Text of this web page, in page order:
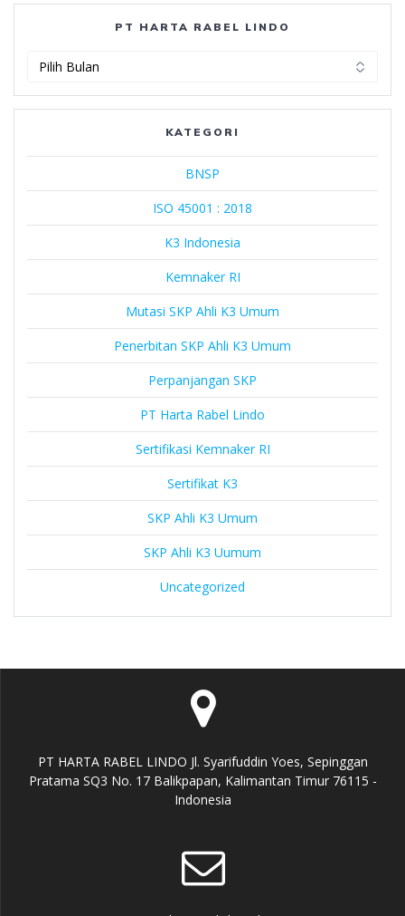
PT HARTA RABEL LINDO
Rabel
KATEGORI
BNSP
ISO 45001 : 2018
K3 Indonesia
Kemnaker RI
Mutasi SKP Ahli K3 Umum
Penerbitan SKP Ahli K3 Umum
Perpanjangan SKP
PT Harta Rabel Lindo
Sertifikasi Kemnaker RI
Sertifikat K3
SKP Ahli K3 Umum
SKP Ahli K3 Uumum
Uncategorized
PT HARTA RABEL LINDO Jl. Syarifuddin Yoes, Sepinggan
Pratama SQ3 No. 17 Balikpapan, Kalimantan Timur 76115 -
Indonesia